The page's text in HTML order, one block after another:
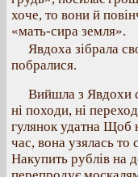
хоче, то вони й
«мать-сира земля».
Явдоха зібрала
побралися.
Вийшла з Явдохи
ні походи, ні
гулянок удатна Щоб
час, вона узялась
Накупить рублів на